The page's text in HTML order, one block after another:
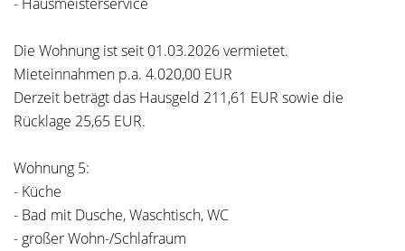
Die Wohnung ist seit 01.03.2026 vermietet.
Mieteinnahmen p.a. 4.020,00 EUR
Derzeit beträgt das Hausgeld 211,61 EUR sowie die
Rücklage 25,65 EUR.
Wohnung 5:
- Küche
- Bad mit Dusche, Waschtisch, WC
- großer Wohn-/Schlafraum